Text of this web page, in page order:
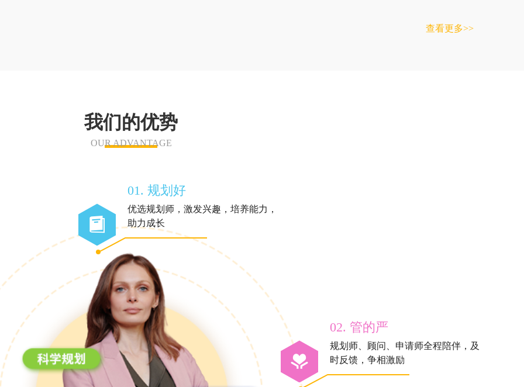
查看更多
我们的优势
OUR ADVANTAGE
01. 规划好
优选规划师，激发兴趣，培养能力，
助力成长
02. 管的严
规划师、顾问、申请师全程陪伴，及
时反馈，争相激励